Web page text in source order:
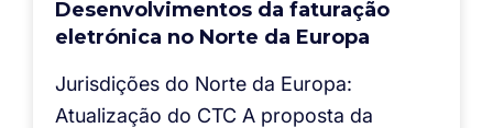
Desenvolvimentos da faturação
eletrónica no Norte da Europa
Jurisdições do Norte da Europa:
Atualização do CTC A proposta da